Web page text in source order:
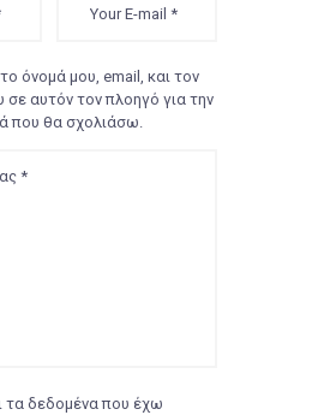
όνομά μου, email, και τον
σε αυτόν τον πλοηγό για την
που θα σχολιάσω.
δεδομένα που έχω